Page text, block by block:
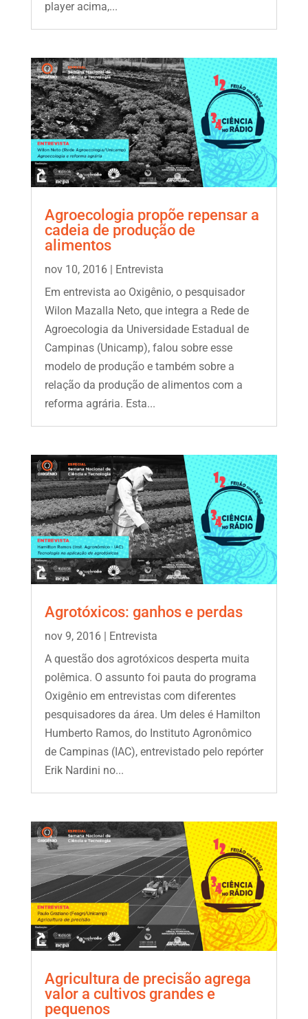
player acima,...
Agroecologia propõe repensar a
cadeia de produção de
alimentos
nov 10, 2016| Entrevista
Em entrevista ao Oxigênio, o pesquisador
Wilon Mazalla Neto, que integra a Rede de
Agroecologia da Universidade Estadual de
Campinas (Unicamp), falou sobre esse
modelo de produção e também sobre a
relação da produção de alimentos com a
reforma agrária. Esta...
Agrotóxicos: ganhos e perdas
nov 9, 2016| Entrevista
A questão dos agrotóxicos desperta muita
polêmica. O assunto foi pauta do programa
Oxigênio em entrevistas com diferentes
pesquisadores da área. Um deles é Hamilton
Humberto Ramos, do Instituto Agronômico
de Campinas (IAC), entrevistado pelo repórter
Erik Nardini no...
Agricultura de precisão agrega
valor a cultivos grandes e
pequenos